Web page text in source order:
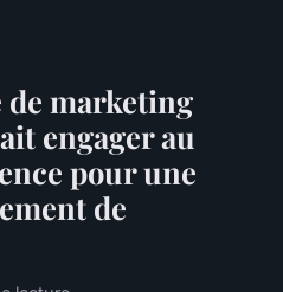
marketing
engager au
pour une
de